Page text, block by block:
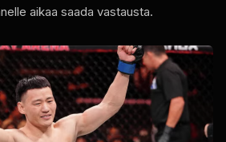
aikaa saada vastausta.